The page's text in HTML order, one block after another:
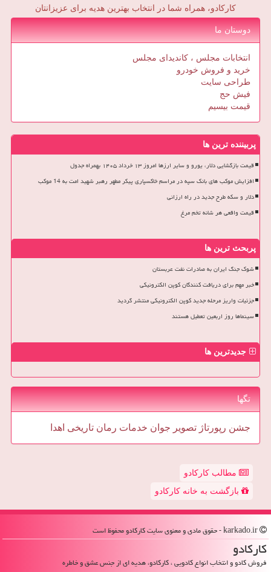
کارکادو، همراه شما در انتخاب بهترین هدیه برای عزیزانتان
دوستان ما
انتخابات مجلس ، کاندیدای مجلس
خرید و فروش خودرو
طراحی سایت
فیش حج
قیمت بیسیم
پربیننده ترین ها
قیمت بازگشایی دلار، یورو و سایر ارزها امروز ۱۳ خرداد ۱۴۰۵ بهمراه جدول
افزایش موکب های بانک سپه در مراسم خاکسپاری پیکر مطهر رهبر شهید امت به 14 موکب
دلار و سکه طرح جدید در راه ارزانی
قیمت واقعی هر شانه تخم مرغ
پربحث ترین ها
شوک جنگ ایران به صادرات نفت عربستان
خبر مهم برای دریافت کنندگان کوپن الکترونیکی
جزئیات واریز مرحله جدید کوپن الکترونیکی منتشر گردید
سینماها روز اربعین تعطیل هستند
جدیدترین ها
تگها
جشن رپورتاژ تصویر جوان خدمات رمان تاریخی اهدا
مطالب کارکادو
بازگشت به خانه کارکادو
كاركادو
فروش کادو و انتخاب انواع کادویی ، کارکادو، هدیه ای از جنس عشق و خاطره